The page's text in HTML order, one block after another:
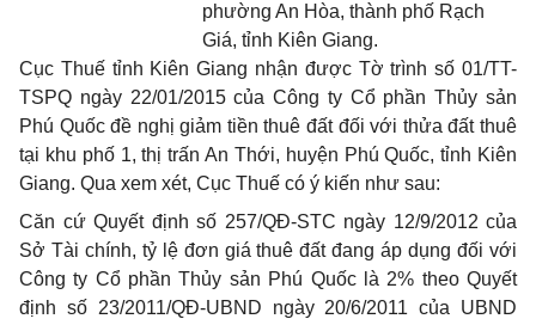
phường An Hòa, thành phố Rạch
Giá, tỉnh Kiên Giang.
Cục Thuế tỉnh Kiên Giang nhận được Tờ trình số 01/TT-
TSPQ ngày 22/01/2015 của Công ty Cổ phần Thủy sản
Phú Quốc đề nghị giảm tiền thuê đất đối với thửa đất thuê
tại khu phố 1, thị trấn An Thới, huyện Phú Quốc, tỉnh Kiên
Giang. Qua xem xét, Cục Thuế có ý kiến như sau:
Căn cứ Quyết định số 257/QĐ-STC ngày 12/9/2012 của
Sở Tài chính, tỷ lệ đơn giá thuê đất đang áp dụng đối với
Công ty Cổ phần Thủy sản Phú Quốc là 2% theo Quyết
định số 23/2011/QĐ-UBND ngày 20/6/2011 của UBND